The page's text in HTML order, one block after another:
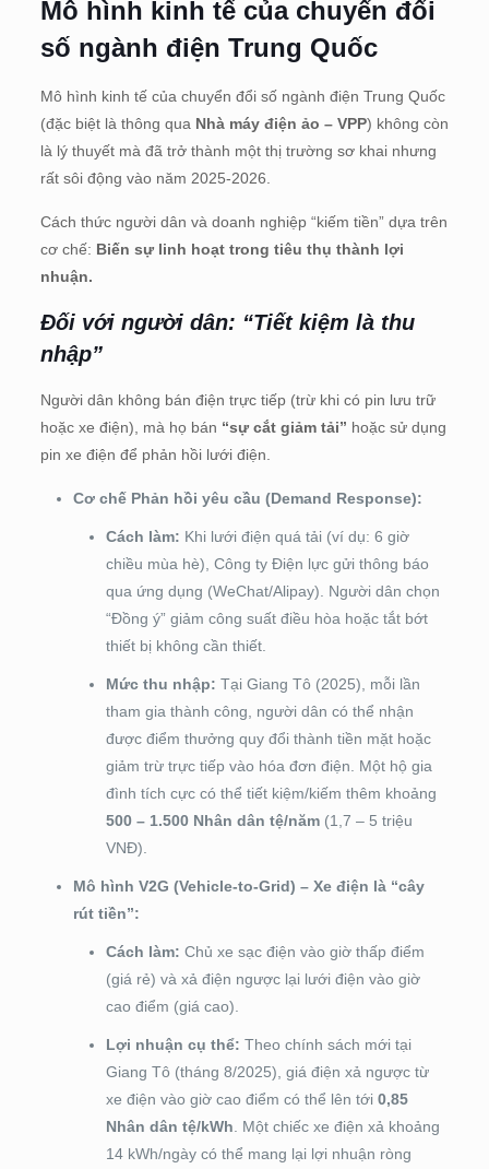
Mô hình kinh tế của chuyển đổi
số ngành điện Trung Quốc
Mô hình kinh tế của chuyển đổi số ngành điện Trung Quốc
(đặc biệt là thông qua Nhà máy điện ảo – VPP) không còn
là lý thuyết mà đã trở thành một thị trường sơ khai nhưng
rất sôi động vào năm 2025-2026.
Cách thức người dân và doanh nghiệp “kiếm tiền” dựa trên
cơ chế: Biến sự linh hoạt trong tiêu thụ thành lợi
nhuận.
Đối với người dân: “Tiết kiệm là thu
nhập”
Người dân không bán điện trực tiếp (trừ khi có pin lưu trữ
hoặc xe điện), mà họ bán “sự cắt giảm tải” hoặc sử dụng
pin xe điện để phản hồi lưới điện.
Cơ chế Phản hồi yêu cầu (Demand Response):
Cách làm: Khi lưới điện quá tải (ví dụ: 6 giờ
chiều mùa hè), Công ty Điện lực gửi thông báo
qua ứng dụng (WeChat/Alipay). Người dân chọn
“Đồng ý” giảm công suất điều hòa hoặc tắt bớt
thiết bị không cần thiết.
Mức thu nhập: Tại Giang Tô (2025), mỗi lần
tham gia thành công, người dân có thể nhận
được điểm thưởng quy đổi thành tiền mặt hoặc
giảm trừ trực tiếp vào hóa đơn điện. Một hộ gia
đình tích cực có thể tiết kiệm/kiếm thêm khoảng
500 – 1.500 Nhân dân tệ/năm(1,7 – 5 triệu
VNĐ).
Mô hình V2G (Vehicle-to-Grid) – Xe điện là “cây
rút tiền”:
Cách làm: Chủ xe sạc điện vào giờ thấp điểm
(giá rẻ) và xả điện ngược lại lưới điện vào giờ
cao điểm (giá cao).
Lợi nhuận cụ thể: Theo chính sách mới tại
Giang Tô (tháng 8/2025), giá điện xả ngược từ
xe điện vào giờ cao điểm có thể lên tới 0,85
Nhân dân tệ/kWh . Một chiếc xe điện xả khoảng
14 kWh/ngày có thể mang lại lợi nhuận ròng